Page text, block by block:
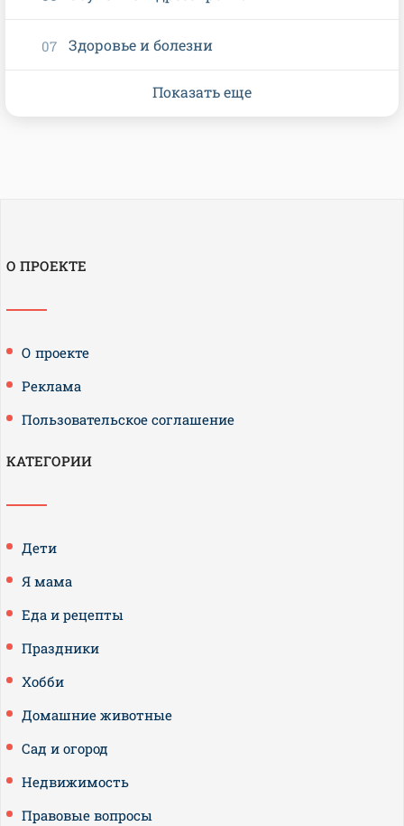
Здоровье и болезни
Показать еще
О ПРОЕКТЕ
О проекте
Реклама
Пользовательское соглашение
КАТЕГОРИИ
Дети
Я мама
Еда и рецепты
Праздники
Хобби
Домашние животные
Сад и огород
Недвижимость
Правовые вопросы